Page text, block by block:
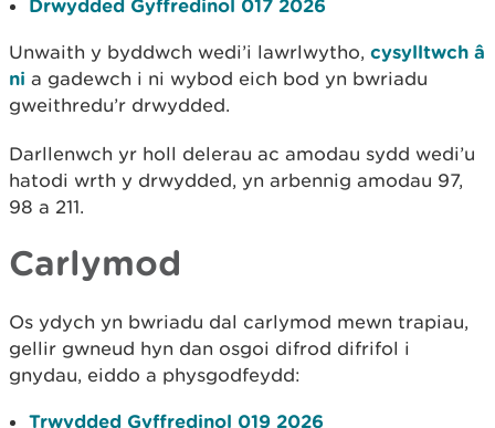
Drwydded Gyffredinol 017 2026
Unwaith y byddwch wedi’i lawrlwytho, cysylltwch â
ni a gadewch i ni wybod eich bod yn bwriadu
gweithredu’r drwydded.
Darllenwch yr holl delerau ac amodau sydd wedi’u
hatodi wrth y drwydded, yn arbennig amodau 97,
98 a 211.
Carlymod
Os ydych yn bwriadu dal carlymod mewn trapiau,
gellir gwneud hyn dan osgoi difrod difrifol i
gnydau, eiddo a physgodfeydd:
Trwydded Gyffredinol 019 2026